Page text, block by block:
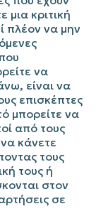
μια κριτική
πλέον να μην
να
είναι να
επισκέπτες
μπορείτε να
από τους
κάνετε
τους
τους ή
στον
σε